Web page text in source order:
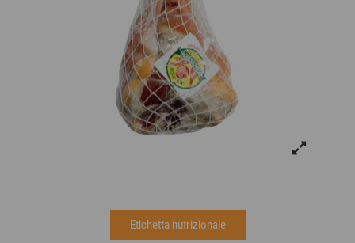
Etichetta nutrizionale